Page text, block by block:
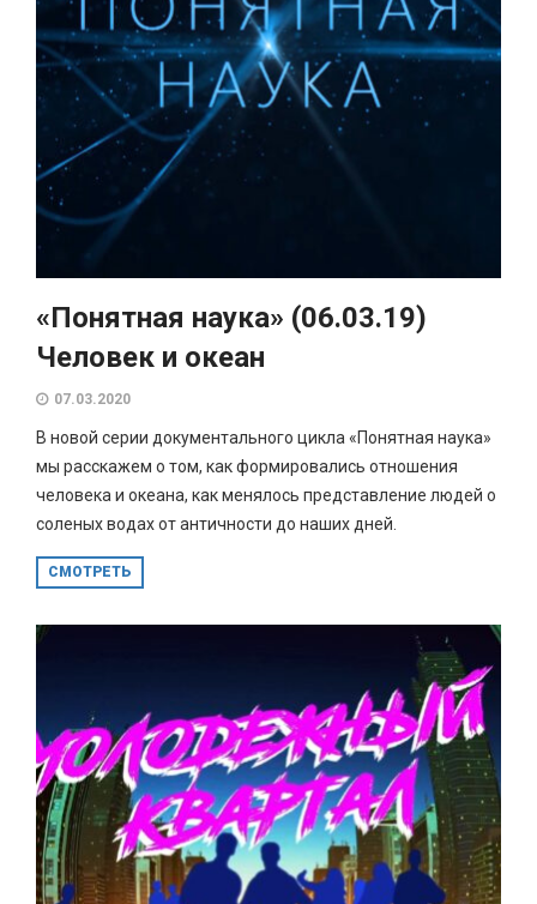
«Понятная наука» (06.03.19)
Человек и океан
07.03.2020
В новой серии документального цикла «Понятная наука»
мы расскажем о том, как формировались отношения
человека и океана, как менялось представление людей о
соленых водах от античности до наших дней.
СМОТРЕТЬ